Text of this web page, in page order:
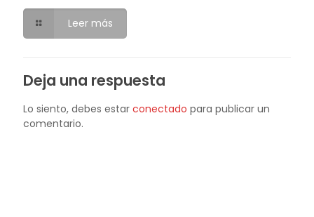
Leer más
Deja una respuesta
Lo siento, debes estar conectado para publicar un
comentario.